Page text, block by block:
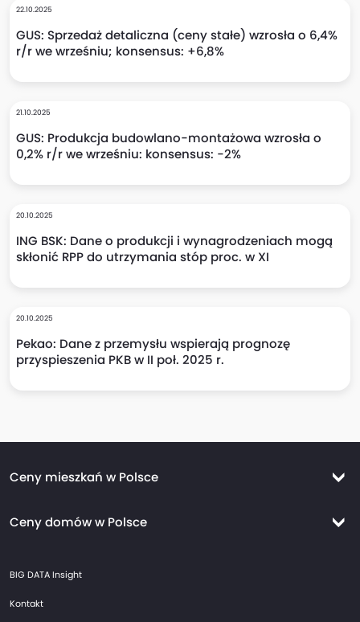
22.10.2025
GUS: Sprzedaż detaliczna (ceny stałe) wzrosła o 6,4%
r/r we wrześniu; konsensus: +6,8%
21.10.2025
GUS: Produkcja budowlano-montażowa wzrosła o
0,2% r/r we wrześniu: konsensus: -2%
20.10.2025
ING BSK: Dane o produkcji i wynagrodzeniach mogą
skłonić RPP do utrzymania stóp proc. w XI
20.10.2025
Pekao: Dane z przemysłu wspierają prognozę
przyspieszenia PKB w II poł. 2025 r.
Ceny mieszkań w Polsce
Ceny mieszkań Kraków
Ceny domów w Polsce
Ceny domów Kraków
Ceny domów Wrocław
BIG DATA Insight
Kontakt